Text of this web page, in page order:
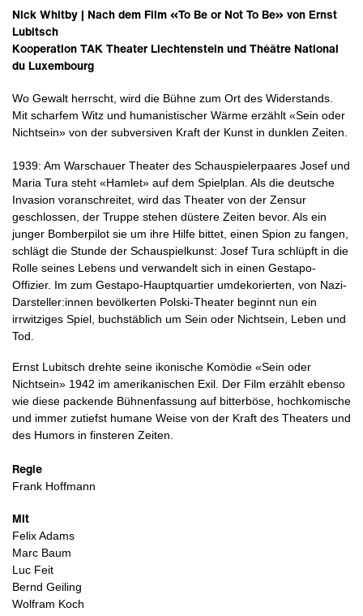
Nick Whitby | Nach dem Film «To Be or Not To Be» von Ernst
Lubitsch
Kooperation TAK Theater Liechtenstein und Théâtre National
du Luxembourg
Wo Gewalt herrscht, wird die Bühne zum Ort des Widerstands.
Mit scharfem Witz und humanistischer Wärme erzählt «Sein oder
Nichtsein» von der subversiven Kraft der Kunst in dunklen Zeiten.
1939: Am Warschauer Theater des Schauspielerpaares Josef und
Maria Tura steht «Hamlet» auf dem Spielplan. Als die deutsche
Invasion voranschreitet, wird das Theater von der Zensur
geschlossen, der Truppe stehen düstere Zeiten bevor. Als ein
junger Bomberpilot sie um ihre Hilfe bittet, einen Spion zu fangen,
schlägt die Stunde der Schauspielkunst: Josef Tura schlüpft in die
Rolle seines Lebens und verwandelt sich in einen Gestapo-
Offizier. Im zum Gestapo-Hauptquartier umdekorierten, von Nazi-
Darsteller:innen bevölkerten Polski-Theater beginnt nun ein
irrwitziges Spiel, buchstäblich um Sein oder Nichtsein, Leben und
Tod.
Ernst Lubitsch drehte seine ikonische Komödie «Sein oder
Nichtsein» 1942 im amerikanischen Exil. Der Film erzählt ebenso
wie diese packende Bühnenfassung auf bitterböse, hochkomische
und immer zutiefst humane Weise von der Kraft des Theaters und
des Humors in finsteren Zeiten.
Regie
Frank Hoffmann
Mit
Felix Adams
Marc Baum
Luc Feit
Bernd Geiling
Wolfram Koch